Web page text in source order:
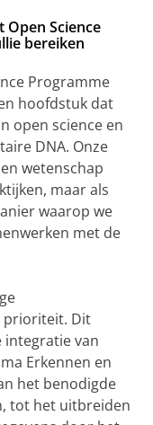
Open Science
bereiken
Programme
hoofdstuk dat
open science en
DNA. Onze
wetenschap
maar als
waarop we
met de
prioriteit. Dit
integratie van
Erkennen en
het benodigde
tot het uitbreiden